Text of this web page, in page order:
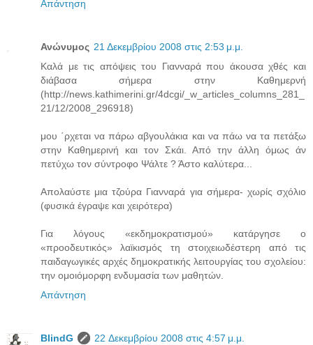
Απάντηση
Ανώνυμος 21 Δεκεμβρίου 2008 στις 2:53 μ.μ.
Καλά με τις απόψεις του Γιανναρά που άκουσα χθές και
διάβασα σήμερα στην Καθημερνή
(http://news.kathimerini.gr/4dcgi/_w_articles_columns_281_
21/12/2008_296918)
μου ΄ρχεται να πάρω αβγουλάκια και να πάω να τα πετάξω
στην Καθημερινή και τον Σκάι. Από την άλλη όμως άν
πετύχω τον σύντροφο Ψάλτε ? Άστο καλύτερα...
Απολαύστε μια τζούρα Γιανναρά για σήμερα- χωρίς σχόλιο
(φυσικά έγραψε και χειρότερα)
Για λόγους «εκδημοκρατισμού» κατάργησε ο
«προοδευτικός» λαϊκισμός τη στοιχειωδέστερη από τις
παιδαγωγικές αρχές δημοκρατικής λειτουργίας του σχολείου:
την ομοιόμορφη ενδυμασία των μαθητών.
Απάντηση
BlindG
22 Δεκεμβρίου 2008 στις 4:57 μ.μ.